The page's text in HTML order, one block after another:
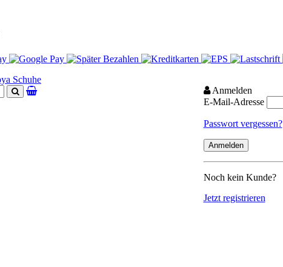
Suchen
Anmelden
E-Mail-Adresse
Passwort vergessen?
Noch kein Kunde?
Jetzt registrieren